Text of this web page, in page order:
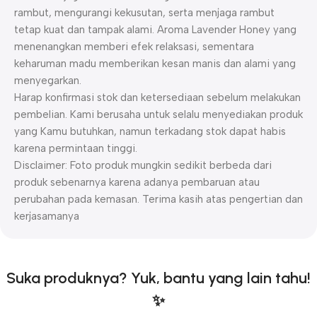
rambut, mengurangi kekusutan, serta menjaga rambut
tetap kuat dan tampak alami. Aroma Lavender Honey yang
menenangkan memberi efek relaksasi, sementara
keharuman madu memberikan kesan manis dan alami yang
menyegarkan.
Harap konfirmasi stok dan ketersediaan sebelum melakukan
pembelian. Kami berusaha untuk selalu menyediakan produk
yang Kamu butuhkan, namun terkadang stok dapat habis
karena permintaan tinggi.
Disclaimer: Foto produk mungkin sedikit berbeda dari
produk sebenarnya karena adanya pembaruan atau
perubahan pada kemasan. Terima kasih atas pengertian dan
kerjasamanya
Suka produknya? Yuk, bantu yang lain tahu!
✨